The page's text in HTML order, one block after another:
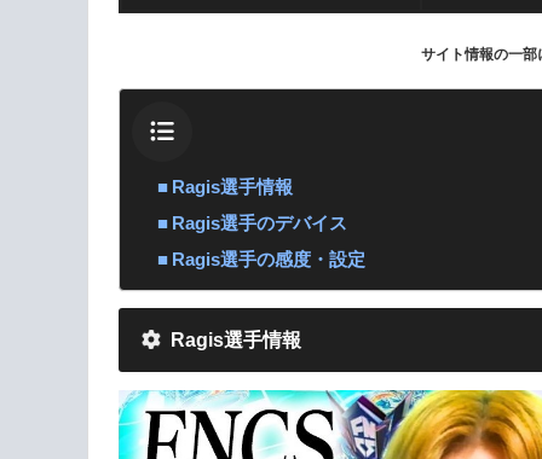
サイト情報の一
Ragis選手情報
Ragis選手のデバイス
Ragis選手の感度・設定
Ragis選手情報